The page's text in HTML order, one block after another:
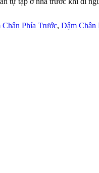
Chân Phía Trước, Dậm Chân